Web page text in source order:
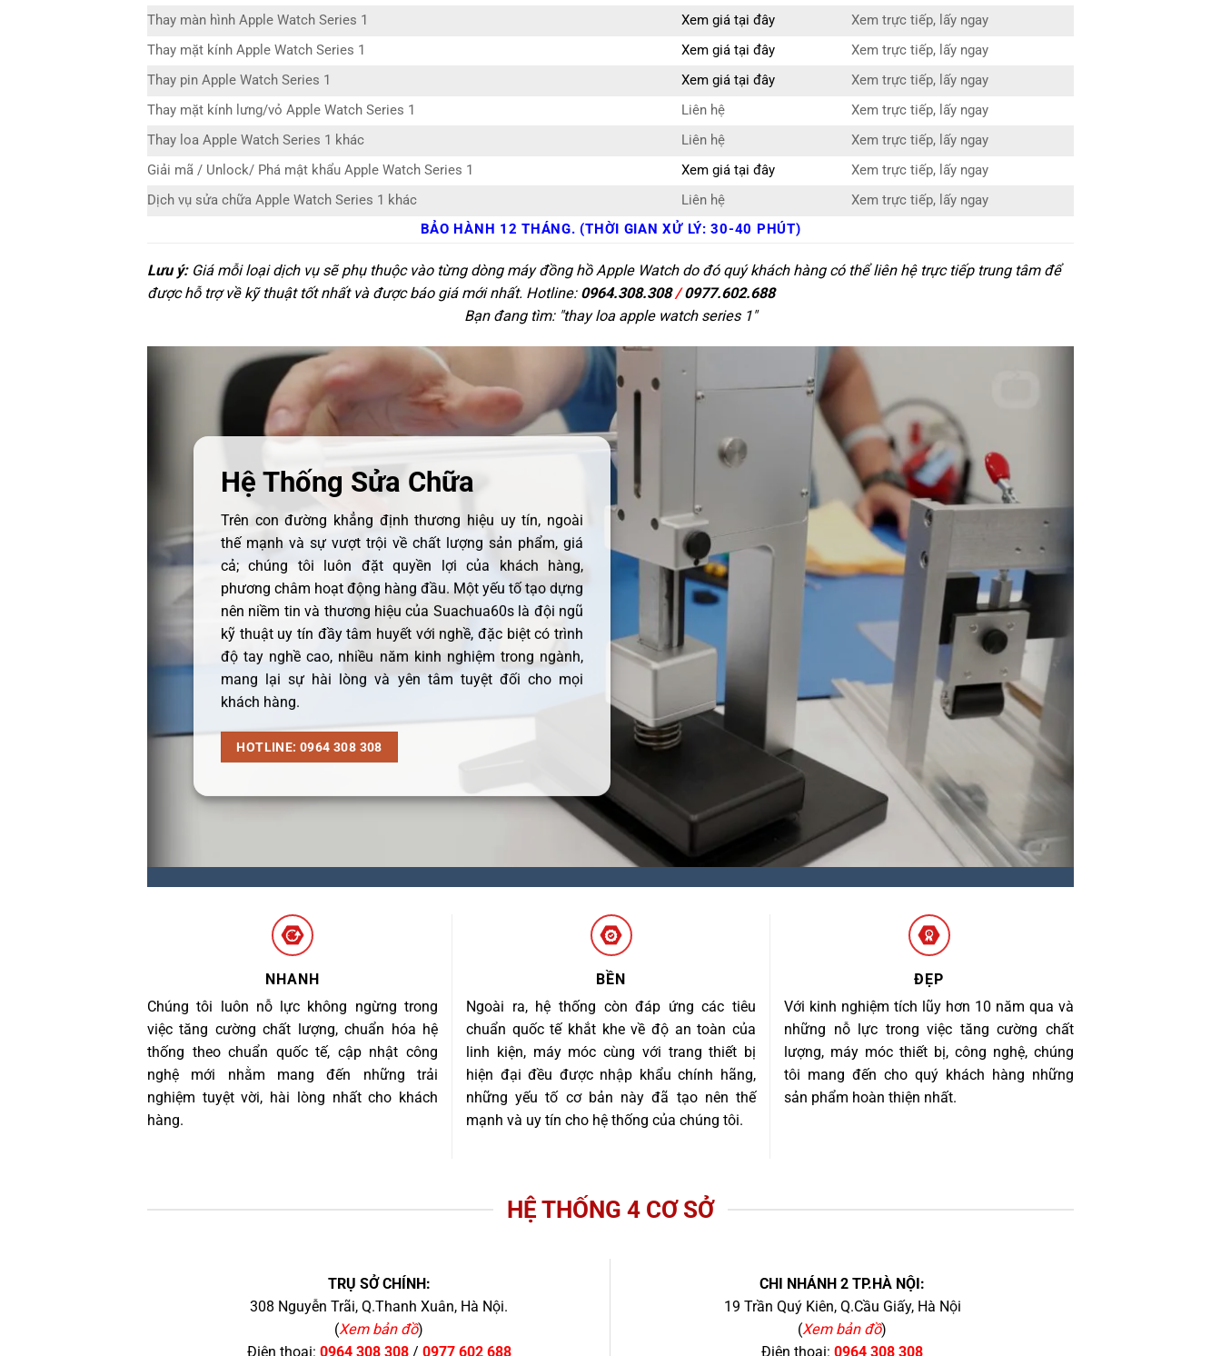
Thay màn hình Apple Watch Series 1
Xem giá tại đây
Xem trực tiếp, lấy ngay
Thay mặt kính Apple Watch Series 1
Xem giá tại đây
Xem trực tiếp, lấy ngay
Thay pin Apple Watch Series 1
Xem giá tại đây
Xem trực tiếp, lấy ngay
Thay mặt kính lưng/vỏ Apple Watch Series 1
Liên hệ
Xem trực tiếp, lấy ngay
Thay loa Apple Watch Series 1 khác
Liên hệ
Xem trực tiếp, lấy ngay
Giải mã / Unlock/ Phá mật khẩu Apple Watch Series 1
Xem giá tại đây
Xem trực tiếp, lấy ngay
Dịch vụ sửa chữa Apple Watch Series 1 khác
Liên hệ
Xem trực tiếp, lấy ngay
BẢO HÀNH 12 THÁNG. (THỜI GIAN XỬ LÝ: 30-40 PHÚT)
Lưu ý:Giá mỗi loại dịch vụ sẽ phụ thuộc vào từng dòng máy đồng hồ Apple Watch do đó quý khách hàng có thể liên hệ trực tiếp trung tâm để
được hỗ trợ về kỹ thuật tốt nhất và được báo giá mới nhất. Hotline: 0964.308.308/0977.602.688
Bạn đang tìm: "thay loa apple watch series 1"
Hệ Thống Sửa Chữa
Trên con đường khẳng định thương hiệu uy tín, ngoài
thế mạnh và sự vượt trội về chất lượng sản phẩm, giá
cả; chúng tôi luôn đặt quyền lợi của khách hàng,
phương châm hoạt động hàng đầu. Một yếu tố tạo dựng
nên niềm tin và thương hiệu của Suachua60s là đội ngũ
kỹ thuật uy tín đầy tâm huyết với nghề, đặc biệt có trình
độ tay nghề cao, nhiều năm kinh nghiệm trong ngành,
mang lại sự hài lòng và yên tâm tuyệt đối cho mọi
khách hàng.
HOTLINE: 0964 308 308
NHANH
Chúng tôi luôn nỗ lực không ngừng trong
việc tăng cường chất lượng, chuẩn hóa hệ
thống theo chuẩn quốc tế, cập nhật công
nghệ mới nhằm mang đến những trải
nghiệm tuyệt vời, hài lòng nhất cho khách
hàng.
BỀN
Ngoài ra, hệ thống còn đáp ứng các tiêu
chuẩn quốc tế khắt khe về độ an toàn của
linh kiện, máy móc cùng với trang thiết bị
hiện đại đều được nhập khẩu chính hãng,
những yếu tố cơ bản này đã tạo nên thế
mạnh và uy tín cho hệ thống của chúng tôi.
ĐẸP
Với kinh nghiệm tích lũy hơn 10 năm qua và
những nỗ lực trong việc tăng cường chất
lượng, máy móc thiết bị, công nghệ, chúng
tôi mang đến cho quý khách hàng những
sản phẩm hoàn thiện nhất.
HỆ THỐNG 4 CƠ SỞ
TRỤ SỞ CHÍNH:
308 Nguyễn Trãi, Q.Thanh Xuân, Hà Nội.
(Xem bản đồ)
Điện thoại: 0964 308 308/ 0977 602 688
CHI NHÁNH 2 TP.HÀ NỘI:
19 Trần Quý Kiên, Q.Cầu Giấy, Hà Nội
(Xem bản đồ)
Điện thoại: 0964 308 308